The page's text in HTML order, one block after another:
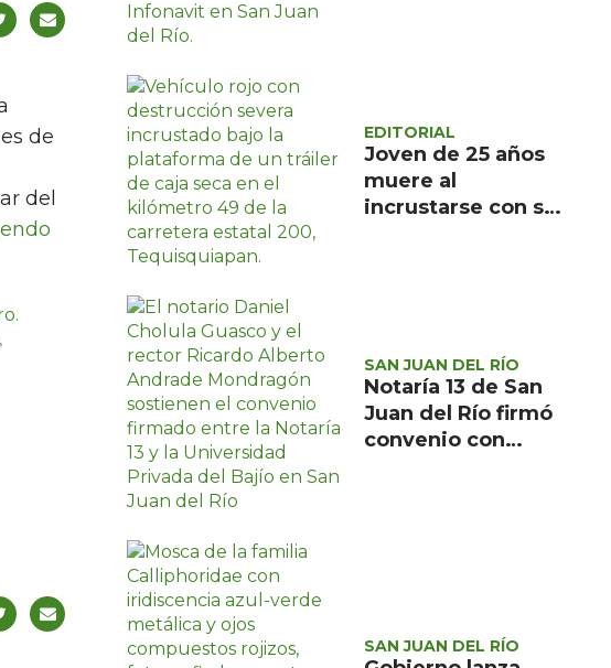
de
del
EDITORIAL
Joven de 25 años
muere al
incrustarse con su
SAN JUAN DEL RÍO
Notaría 13 de San
Juan del Río firmó
convenio con
SAN JUAN DEL RÍO